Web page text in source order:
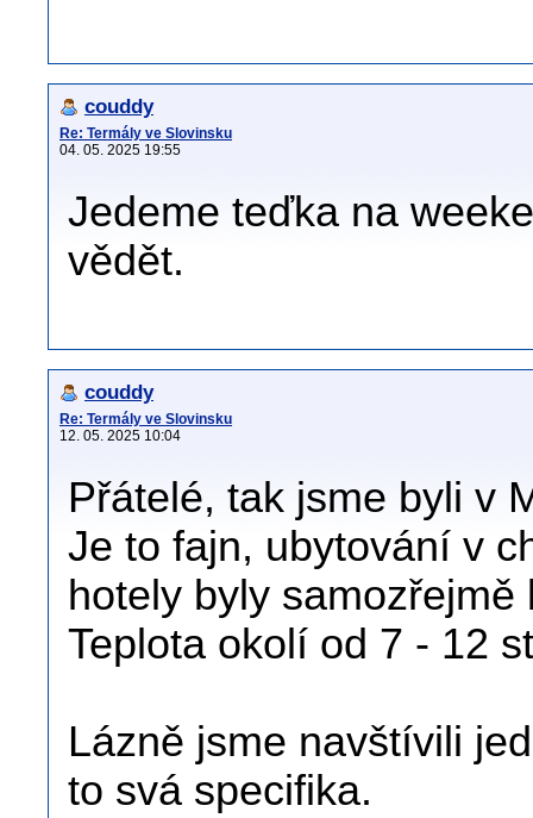
couddy
Re: Termály ve Slovinsku
04. 05. 2025 19:55
Jedeme teďka na
vědět.
couddy
Re: Termály ve Slovinsku
12. 05. 2025 10:04
Přátelé, tak jsme byli v
Je to fajn, ubytování v
hotely byly
Teplota okolí od 7 - 12
Lázně jsme navštívili
to svá specifika.